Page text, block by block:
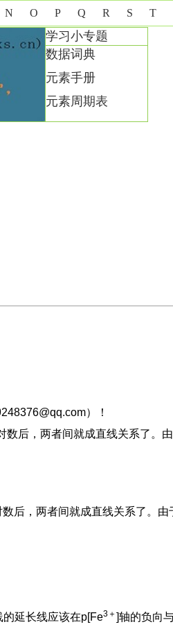
N O P Q R S T
学习小专题
数据词典
元素手册
元素周期表
）！
后，两者间就成直线关系了。
后，两者间就成直线关系了。
延长线应该在p[Fe3＋]轴的负向